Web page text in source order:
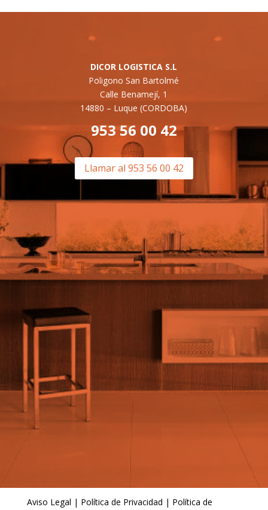
DICOR LOGISTICA S.L
Poligono San Bartolmé
Calle Benamejí, 1
14880 – Luque (CORDOBA)
953 56 00 42
Llamar al 953 56 00 42
Aviso Legal | Política de Privacidad | Política de